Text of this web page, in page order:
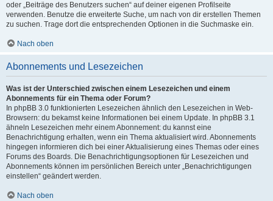
oder „Beiträge des Benutzers suchen“ auf deiner eigenen Profilseite
verwenden. Benutze die erweiterte Suche, um nach von dir erstellen Themen
zu suchen. Trage dort die entsprechenden Optionen in die Suchmaske ein.
Nach oben
Abonnements und Lesezeichen
Was ist der Unterschied zwischen einem Lesezeichen und einem
Abonnements für ein Thema oder Forum?
In phpBB 3.0 funktionierten Lesezeichen ähnlich den Lesezeichen in Web-
Browsern: du bekamst keine Informationen bei einem Update. In phpBB 3.1
ähneln Lesezeichen mehr einem Abonnement: du kannst eine
Benachrichtigung erhalten, wenn ein Thema aktualisiert wird. Abonnements
hingegen informieren dich bei einer Aktualisierung eines Themas oder eines
Forums des Boards. Die Benachrichtigungsoptionen für Lesezeichen und
Abonnements können im persönlichen Bereich unter „Benachrichtigungen
einstellen“ geändert werden.
Nach oben